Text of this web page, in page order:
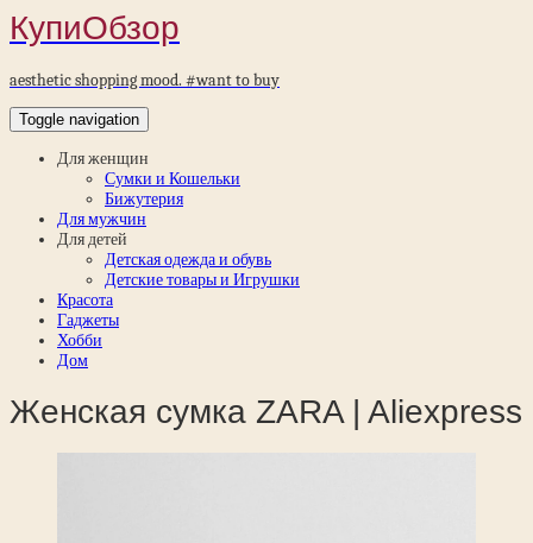
КупиОбзор
aesthetic shopping mood. #want to buy
Toggle navigation
Для женщин
Сумки и Кошельки
Бижутерия
Для мужчин
Для детей
Детская одежда и обувь
Детские товары и Игрушки
Красота
Гаджеты
Хобби
Дом
Женская сумка ZARA | Aliexpress